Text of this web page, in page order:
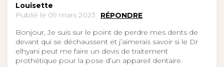
Louisette
Publié le 09 mars 2023
RÉPONDRE
Bonjour, Je suis sur le point de perdre mes dents de
devant qui se déchaussent et j’aimerais savoir si le Dr
elhyani peut me faire un devis de traitement
prothétique pour la pose d’un appareil dentaire.